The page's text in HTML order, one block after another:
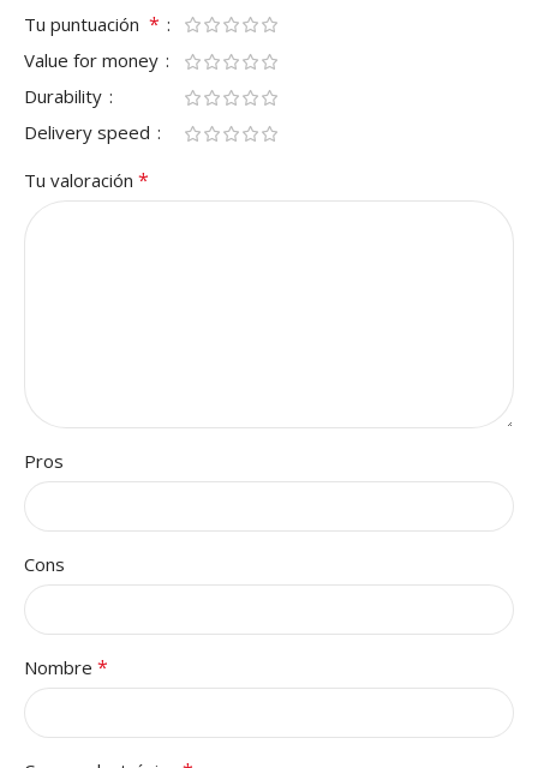
Tu puntuación *
Value for money
Durability
Delivery speed
Tu valoración *
Pros
Cons
Nombre *